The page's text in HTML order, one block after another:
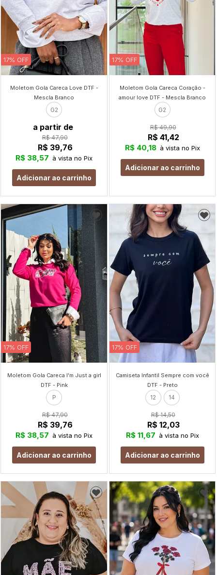
17% OFF
Moletom Gola Careca Love DTF -
Mescla Branco
G2
a partir de
R$ 47,90
R$ 39,76
R$ 38,57 à vista no Pix
Adicionar ao carrinho
17% OFF
Moletom Gola Careca Coração -
amour love DTF - Mescla Branco
G2
R$ 49,90
R$ 41,42
R$ 40,18 à vista no Pix
Adicionar ao carrinho
17% OFF
Moletom Gola Careca I'm Just a girl
DTF - Pink
P
R$ 47,90
R$ 39,76
R$ 38,57 à vista no Pix
Adicionar ao carrinho
17% OFF
Camiseta Infantil Sempre com você
DTF - Preto
12 14
R$ 14,50
R$ 12,03
R$ 11,67 à vista no Pix
Adicionar ao carrinho